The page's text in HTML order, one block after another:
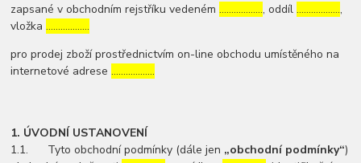
zapsané v obchodním rejstříku vedeném………………, oddíl………………,
vložka………………
pro prodej zboží prostřednictvím on-line obchodu umístěného na
internetové adrese………………
1. ÚVODNÍ USTANOVENÍ
1.1. Tyto obchodní podmínky (dále jen „obchodní podmínky“)